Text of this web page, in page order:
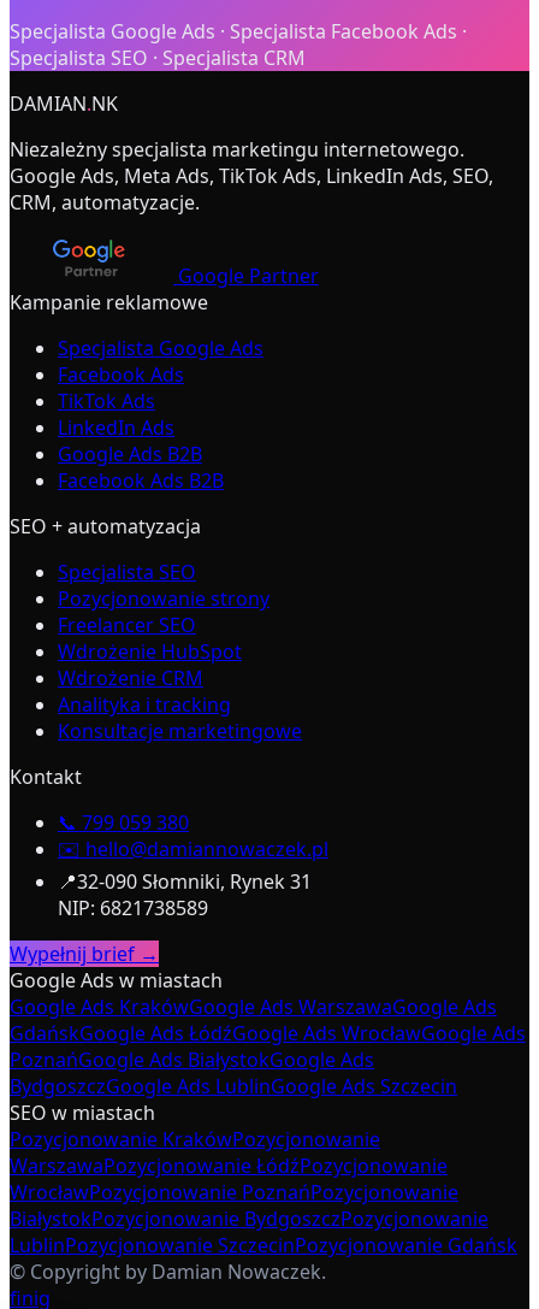
Specjalista Google Ads · Specjalista Facebook Ads ·
Specjalista SEO · Specjalista CRM
DAMIAN.NK
Niezależny specjalista marketingu internetowego.
Google Ads, Meta Ads, TikTok Ads, LinkedIn Ads, SEO,
CRM, automatyzacje.
Google Partner
Kampanie reklamowe
Specjalista Google Ads
Facebook Ads
TikTok Ads
LinkedIn Ads
Google Ads B2B
Facebook Ads B2B
SEO + automatyzacja
Specjalista SEO
Pozycjonowanie strony
Freelancer SEO
Wdrożenie HubSpot
Wdrożenie CRM
Analityka i tracking
Konsultacje marketingowe
Kontakt
📞 799 059 380
✉️ hello@damiannowaczek.pl
📍32-090 Słomniki, Rynek 31
NIP: 6821738589
Wypełnij brief →
Google Ads w miastach
Google Ads KrakówGoogle Ads WarszawaGoogle Ads
GdańskGoogle Ads ŁódźGoogle Ads WrocławGoogle Ads
PoznańGoogle Ads BiałystokGoogle Ads
BydgoszczGoogle Ads LublinGoogle Ads Szczecin
SEO w miastach
Pozycjonowanie KrakówPozycjonowanie
WarszawaPozycjonowanie ŁódźPozycjonowanie
WrocławPozycjonowanie PoznańPozycjonowanie
BiałystokPozycjonowanie BydgoszczPozycjonowanie
LublinPozycjonowanie SzczecinPozycjonowanie Gdańsk
© Copyright by Damian Nowaczek.
finig